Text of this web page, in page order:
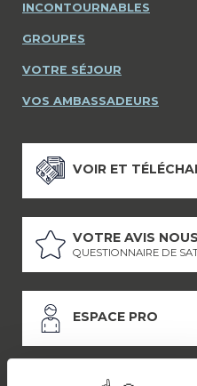
INCONTOURNABLES
GROUPES
VOTRE SÉJOUR
VOS AMBASSADEURS
VOIR ET
VOTRE AVIS
QUESTIONNAIRE DE
ESPACE PRO